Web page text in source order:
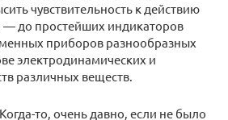
чувствительность к действию
— до простейших индикаторов
приборов разнообразных
электродинамических и
различных веществ.
то, очень давно, если не было